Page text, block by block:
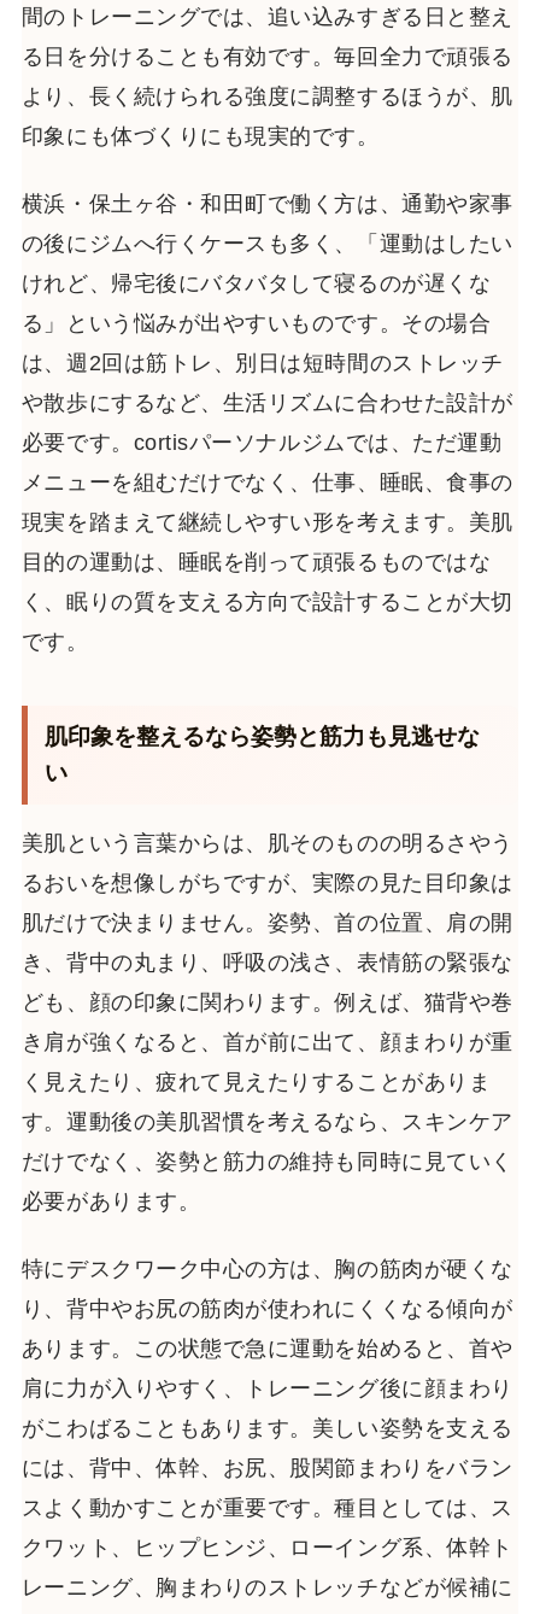
間のトレーニングでは、追い込みすぎる日と整え
る日を分けることも有効です。毎回全力で頑張る
より、長く続けられる強度に調整するほうが、肌
印象にも体づくりにも現実的です。
横浜・保土ヶ谷・和田町で働く方は、通勤や家事
の後にジムへ行くケースも多く、「運動はしたい
けれど、帰宅後にバタバタして寝るのが遅くな
る」という悩みが出やすいものです。その場合
は、週2回は筋トレ、別日は短時間のストレッチ
や散歩にするなど、生活リズムに合わせた設計が
必要です。cortisパーソナルジムでは、ただ運動
メニューを組むだけでなく、仕事、睡眠、食事の
現実を踏まえて継続しやすい形を考えます。美肌
目的の運動は、睡眠を削って頑張るものではな
く、眠りの質を支える方向で設計することが大切
です。
肌印象を整えるなら姿勢と筋力も見逃せな
い
美肌という言葉からは、肌そのものの明るさやう
るおいを想像しがちですが、実際の見た目印象は
肌だけで決まりません。姿勢、首の位置、肩の開
き、背中の丸まり、呼吸の浅さ、表情筋の緊張な
ども、顔の印象に関わります。例えば、猫背や巻
き肩が強くなると、首が前に出て、顔まわりが重
く見えたり、疲れて見えたりすることがありま
す。運動後の美肌習慣を考えるなら、スキンケア
だけでなく、姿勢と筋力の維持も同時に見ていく
必要があります。
特にデスクワーク中心の方は、胸の筋肉が硬くな
り、背中やお尻の筋肉が使われにくくなる傾向が
あります。この状態で急に運動を始めると、首や
肩に力が入りやすく、トレーニング後に顔まわり
がこわばることもあります。美しい姿勢を支える
には、背中、体幹、お尻、股関節まわりをバラン
スよく動かすことが重要です。種目としては、ス
クワット、ヒップヒンジ、ローイング系、体幹ト
レーニング、胸まわりのストレッチなどが候補に